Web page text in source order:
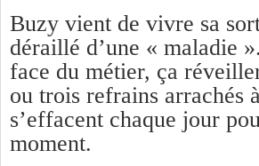
Buzy vient de vivre sa
déraillé d’une « maladie
face du métier, ça
ou trois refrains arrachés
s’effacent chaque jour
moment.